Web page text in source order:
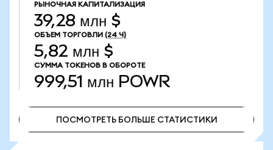
РЫНОЧНАЯ КАПИТАЛИЗАЦИЯ
39,28 млн $
ОБЪЕМ ТОРГОВЛИ (24 Ч)
5,82 млн $
СУММА ТОКЕНОВ В ОБОРОТЕ
999,51 млн POWR
ПОСМОТРЕТЬ БОЛЬШЕ СТАТИСТИКИ